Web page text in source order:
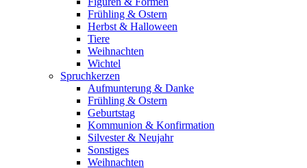
Frühling & Ostern
Herbst & Halloween
Tiere
Weihnachten
Wichtel
Spruchkerzen
Aufmunterung & Danke
Frühling & Ostern
Geburtstag
Kommunion & Konfirmation
Silvester & Neujahr
Sonstiges
Weihnachten